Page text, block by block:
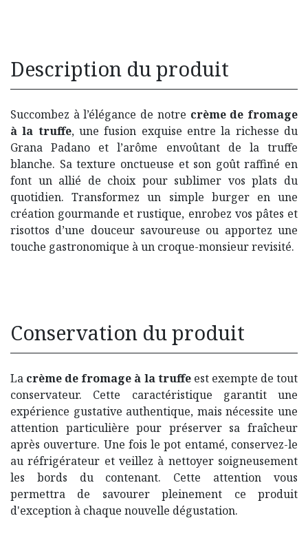
Description du produit
Succombez à l’élégance de notre crème de fromage
à la truffe, une fusion exquise entre la richesse du
Grana Padano et l’arôme envoûtant de la truffe
blanche. Sa texture onctueuse et son goût raffiné en
font un allié de choix pour sublimer vos plats du
quotidien. Transformez un simple burger en une
création gourmande et rustique, enrobez vos pâtes et
risottos d’une douceur savoureuse ou apportez une
touche gastronomique à un croque-monsieur revisité.
Conservation du produit
La crème de fromage à la truffeest exempte de tout
conservateur. Cette caractéristique garantit une
expérience gustative authentique, mais nécessite une
attention particulière pour préserver sa fraîcheur
après ouverture. Une fois le pot entamé, conservez-le
au réfrigérateur et veillez à nettoyer soigneusement
les bords du contenant. Cette attention vous
permettra de savourer pleinement ce produit
d'exception à chaque nouvelle dégustation.